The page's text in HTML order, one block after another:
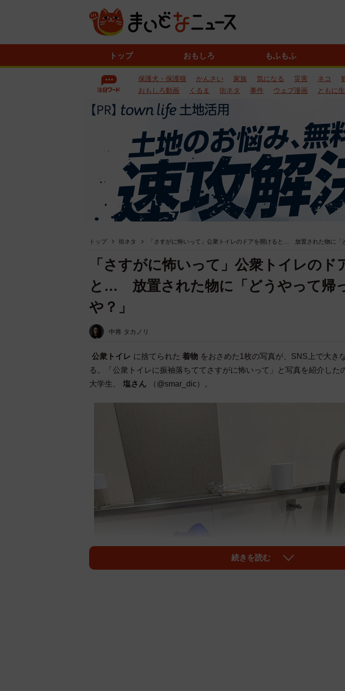
トップ おもしろ もふもふ
保護犬・保護猫 かんさい 家族 気になる 災害 ネコ
おもしろ動画
くるま 街ネタ 事件 ウェブ漫画 ともに
トップ 街ネタ 「さすがに怖いって」公衆トイレのドアを開けると… 放置された物に「
「さすがに怖いって」公衆トイレのド
と… 放置された物に「どうやって帰
や？」
中将 タカノリ
公衆トイレ に捨てられた 着物 をおさめた1枚の写真が、SNS上で大き
る。「公衆トイレに振袖落ちててさすがに怖いって」と写真を紹介した
大学生、
塩さん （@smar_dic）。
続きを読む